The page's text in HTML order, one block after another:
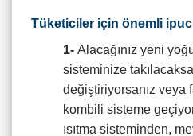
Tüketiciler için önemli
1- Alacağınız yeni
sisteminize
değiştiriyorsanız veya
kombili sisteme
ısıtma sisteminden,